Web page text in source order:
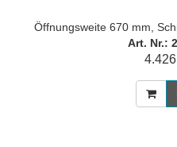
Öffnungsweite 670 mm,
Art. Nr.: